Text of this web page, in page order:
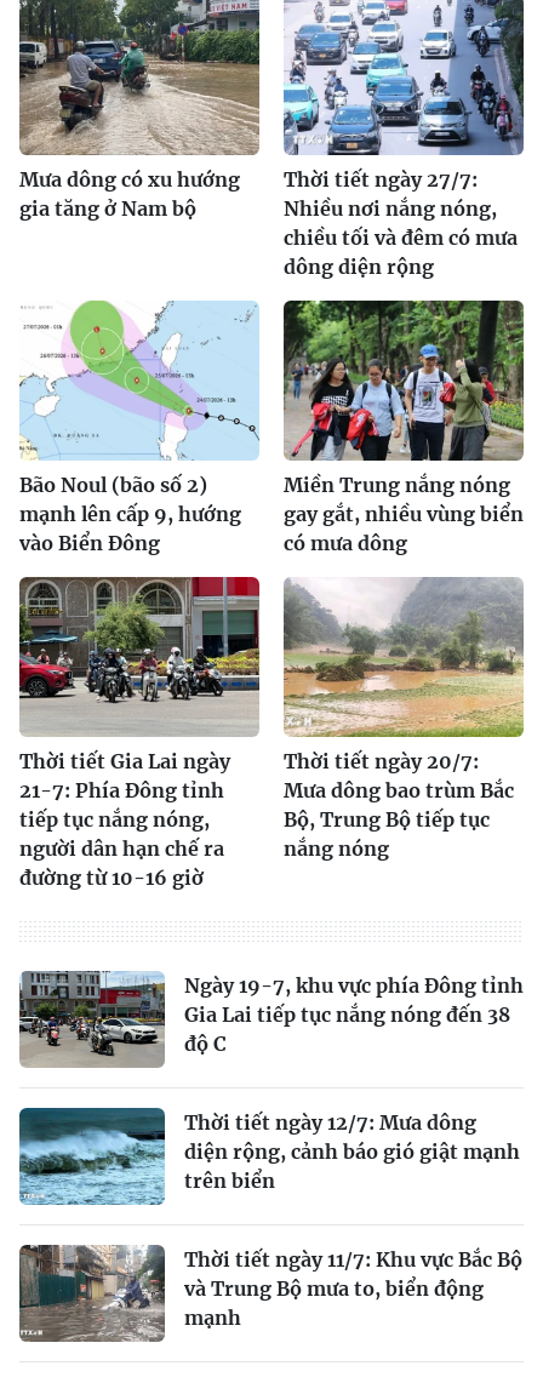
Mưa dông có xu hướng
gia tăng ở Nam bộ
Thời tiết ngày 27/7:
Nhiều nơi nắng nóng,
chiều tối và đêm có mưa
dông diện rộng
Bão Noul (bão số 2)
mạnh lên cấp 9, hướng
vào Biển Đông
Miền Trung nắng nóng
gay gắt, nhiều vùng biển
có mưa dông
Thời tiết Gia Lai ngày
21-7: Phía Đông tỉnh
tiếp tục nắng nóng,
người dân hạn chế ra
đường từ 10-16 giờ
Thời tiết ngày 20/7:
Mưa dông bao trùm Bắc
Bộ, Trung Bộ tiếp tục
nắng nóng
Ngày 19-7, khu vực phía Đông tỉnh
Gia Lai tiếp tục nắng nóng đến 38
độ C
Thời tiết ngày 12/7: Mưa dông
diện rộng, cảnh báo gió giật mạnh
trên biển
Thời tiết ngày 11/7: Khu vực Bắc Bộ
và Trung Bộ mưa to, biển động
mạnh